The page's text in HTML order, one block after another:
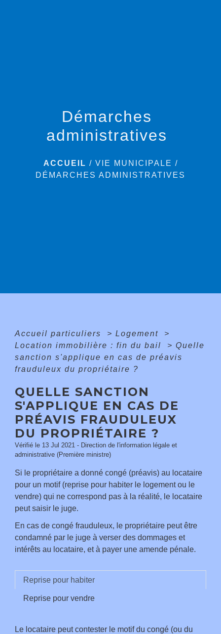
Démarches
administratives
ACCUEIL / VIE MUNICIPALE /
DÉMARCHES ADMINISTRATIVES
Accueil particuliers > Logement
>
Location immobilière : fin du bail
> Quelle
sanction s'applique en cas de préavis
frauduleux du propriétaire ?
QUELLE SANCTION
S'APPLIQUE EN CAS DE
PRÉAVIS FRAUDULEUX
DU PROPRIÉTAIRE ?
Vérifié le 13 Jul 2021 - Direction de l'information légale et
administrative (Première ministre)
Si le propriétaire a donné congé (préavis) au locataire
pour un motif (reprise pour habiter le logement ou le
vendre) qui ne correspond pas à la réalité, le locataire
peut saisir le juge.
En cas de congé frauduleux, le propriétaire peut être
condamné par le juge à verser des dommages et
intérêts au locataire, et à payer une amende pénale.
Reprise pour habiter
Reprise pour vendre
Le locataire peut contester le motif du congé (ou du